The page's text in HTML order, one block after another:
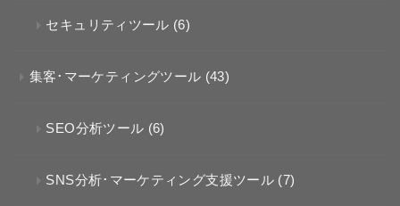
セキュリティツール (6)
集客･マーケティングツール (43)
SEO分析ツール (6)
SNS分析･マーケティング支援ツール (7)